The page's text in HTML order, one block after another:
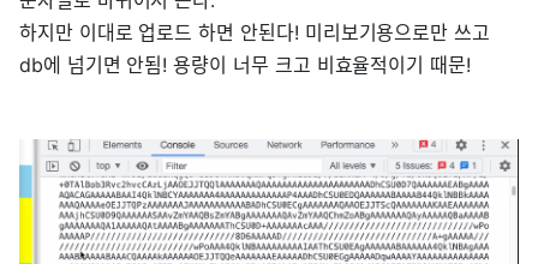
하지만 이대로 업로드 하면 안된다! 미리보기용으로만 쓰고
db에 넘기면 안됨! 용량이 너무 크고 비효율적이기 때문!